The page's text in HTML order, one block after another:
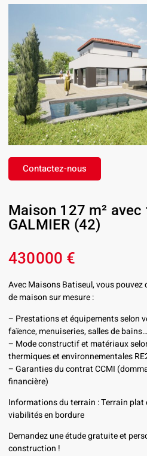
Contactez-nous
Maison 127 m² avec
GALMIER (42)
430000 €
Avec Maisons Batiseul, vous pouvez
de maison sur mesure :
– Prestations et équipements selon
faïence, menuiseries, salles de bains…
– Mode constructif et matériaux
thermiques et environnementales
– Garanties du contrat CCMI
financière)
Informations du terrain : Terrain plat
viabilités en bordure
Demandez une étude gratuite et
construction !